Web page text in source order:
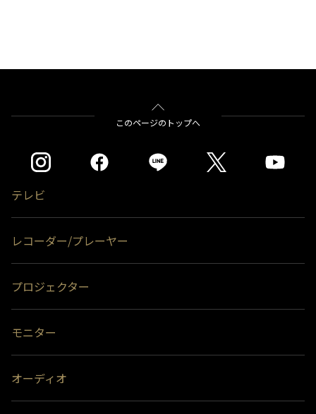
このページのトップへ
テレビ
レコーダー/プレーヤー
プロジェクター
モニター
オーディオ